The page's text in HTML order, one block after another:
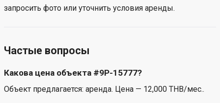
запросить фото или уточнить условия аренды.
Частые вопросы
Какова цена объекта #9P-15777?
Объект предлагается: аренда. Цена — 12,000 THB/мес..